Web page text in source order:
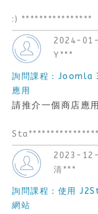
:) ****************
2024-
Y***
詢問課程：Joomla
應用
請推介一個商店應
Sta****************
2023-
清***
詢問課程：使用
網站